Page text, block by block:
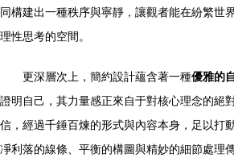
同構建出一種秩序與寧靜，讓觀者能在紛繁世
理性思考的空間。
更深層次上，簡約設計蘊含著一種優雅的
證明自己，其力量感正來自于對核心理念的絕
信，經過千錘百煉的形式與內容本身，足以打
凈利落的線條、平衡的構圖與精妙的細節處理